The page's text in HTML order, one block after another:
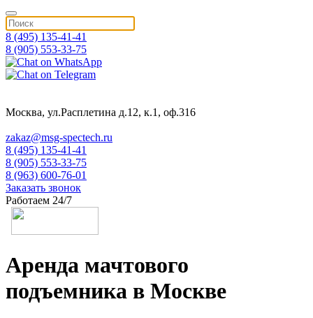
8 (495) 135-41-41
8 (905) 553-33-75
Москва, ул.Расплетина д.12, к.1, оф.316
zakaz@msg-spectech.ru
8 (495) 135-41-41
8 (905) 553-33-75
8 (963) 600-76-01
Заказать звонок
Работаем 24/7
Аренда мачтового
подъемника в Москве